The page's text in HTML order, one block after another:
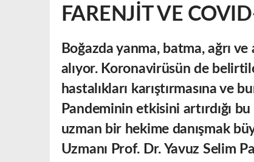
FARENJİT VE
Boğazda yanma, batma, ağrı
alıyor. Koronavirüsün de
hastalıkları karıştırmasına ve
Pandeminin etkisini artırdığı
uzman bir hekime danışmak
Uzmanı Prof. Dr. Yavuz Selim